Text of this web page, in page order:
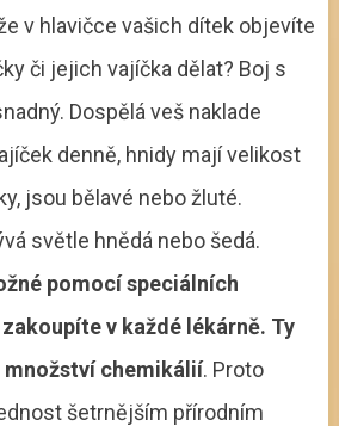
v hlavičce vašich dítek objevíte
či jejich vajíčka dělat? Boj s
Dospělá veš naklade
denně, hnidy mají velikost
jsou bělavé nebo žluté.
světle hnědá nebo šedá.
pomocí speciálních
v každé lékárně. Ty
množství chemikálií. Proto
šetrnějším přírodním